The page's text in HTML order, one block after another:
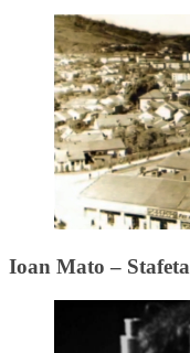
Ioan Mato – Stafeta